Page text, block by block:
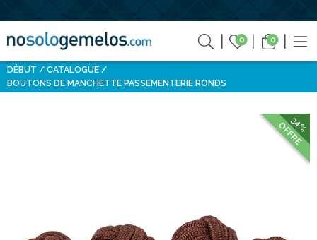
0 0
DÉBUT
CATALOGUE
BOUTONS DE MANCHETTE PASSEMENTERIE RONDS
34%
OFFRE